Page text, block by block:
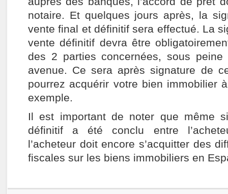
notaire. Et quelques jours après, la
vente final et définitif sera effectué. La
vente définitif devra être
des 2 parties concernées, sous peine
avenue. Ce sera après signature de
pourrez acquérir votre bien immobilier
exemple.
Il est important de noter que même
définitif a été conclu entre
l’acheteur doit encore s’acquitter des
fiscales sur les biens immobiliers en